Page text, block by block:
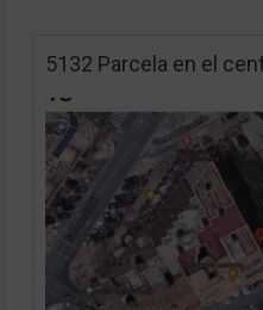
5132 Parcela en el